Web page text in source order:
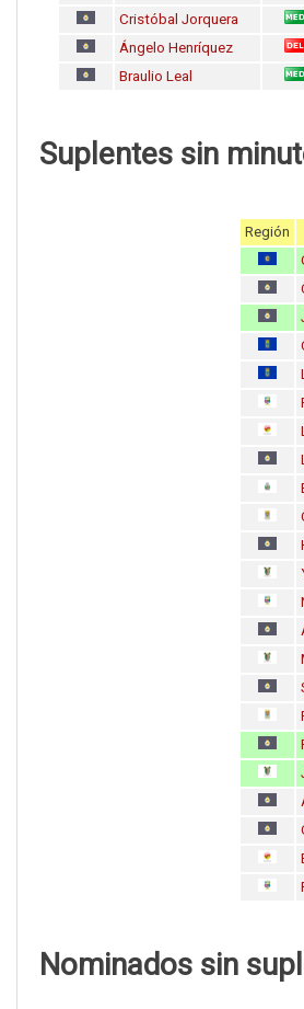
Cristóbal Jorquera
Ángelo Henríquez
Braulio Leal
Suplentes sin
Región
Nominados sin